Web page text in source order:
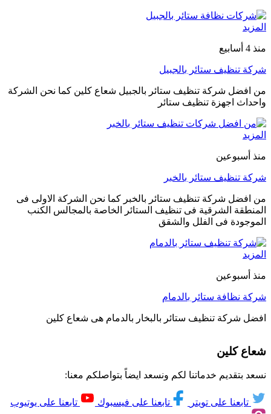
المزيد
منذ 4 أسابيع
شركة تنظيف ستائر بالجبيل
من افضل شركة تنظيف ستائر بالجبيل شعاع كلين كما نحن الشركة
واحداث اجهزة تنظيف ستائر
المزيد
منذ أسبوعين
شركة تنظيف ستائر بالخبر
من افضل شركة تنظيف ستائر بالخبر كما نحن الشركة الاولى فى
المنطقة الشرقية فى تنظيف الستائر الخاصة بالمجالس الكنب
الموجودة فى الفلل والشقق
المزيد
منذ أسبوعين
شركة نظافة ستائر بالدمام
افضل شركة تنظيف ستائر بالبخار بالدمام هى شعاع كلين
شعاع كلين
نسعد بتقديم خدماتنا لكم ونسعد ايضاً بتواصلكم معنا:
تابعنا على تويتر تابعنا على فيسبوك
تابعنا على يوتيوب